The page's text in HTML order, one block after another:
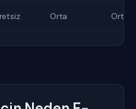
Orta Orta